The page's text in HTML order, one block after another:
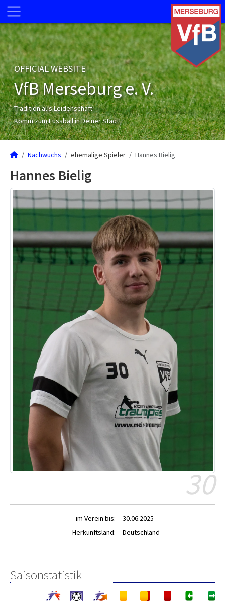
OFFICIAL WEBSITE
VfB Merseburg e. V.
Tradition aus Leidenschaft
Komm zum Fussball in Deiner Stadt!
Nachwuchs ehemalige Spieler Hannes Bielig
Hannes Bielig
30
im Verein bis:
30.06.2025
Herkunftsland:
Deutschland
Saisonstatistik